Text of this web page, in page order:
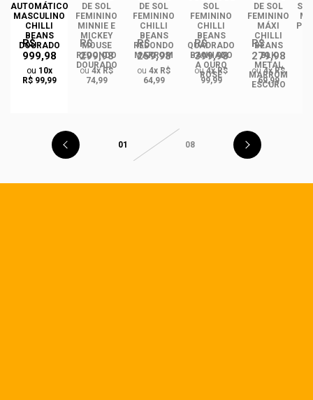
AUTOMÁTICO
MASCULINO
CHILLI
BEANS
DOURADO
R$
999,98
ou 10x
R$ 99,99
DE SOL
FEMININO
MINNIE E
MICKEY
MOUSE
REDONDO
DOURADO
R$
299,98
ou4x R$
74,99
DE SOL
FEMININO
CHILLI
BEANS
REDONDO
MARROM
R$
259,98
ou 4x R$
64,99
SOL
FEMININO
CHILLI
BEANS
QUADRADO
BANHADO
A OURO
ROSÉ
R$
399,98
ou4x R$
99,99
DE SOL
FEMININO
MÁXI
CHILLI
BEANS
BLK
METAL
MARROM
ESCURO
R$
279,98
ou4x R$
69,99
01 08